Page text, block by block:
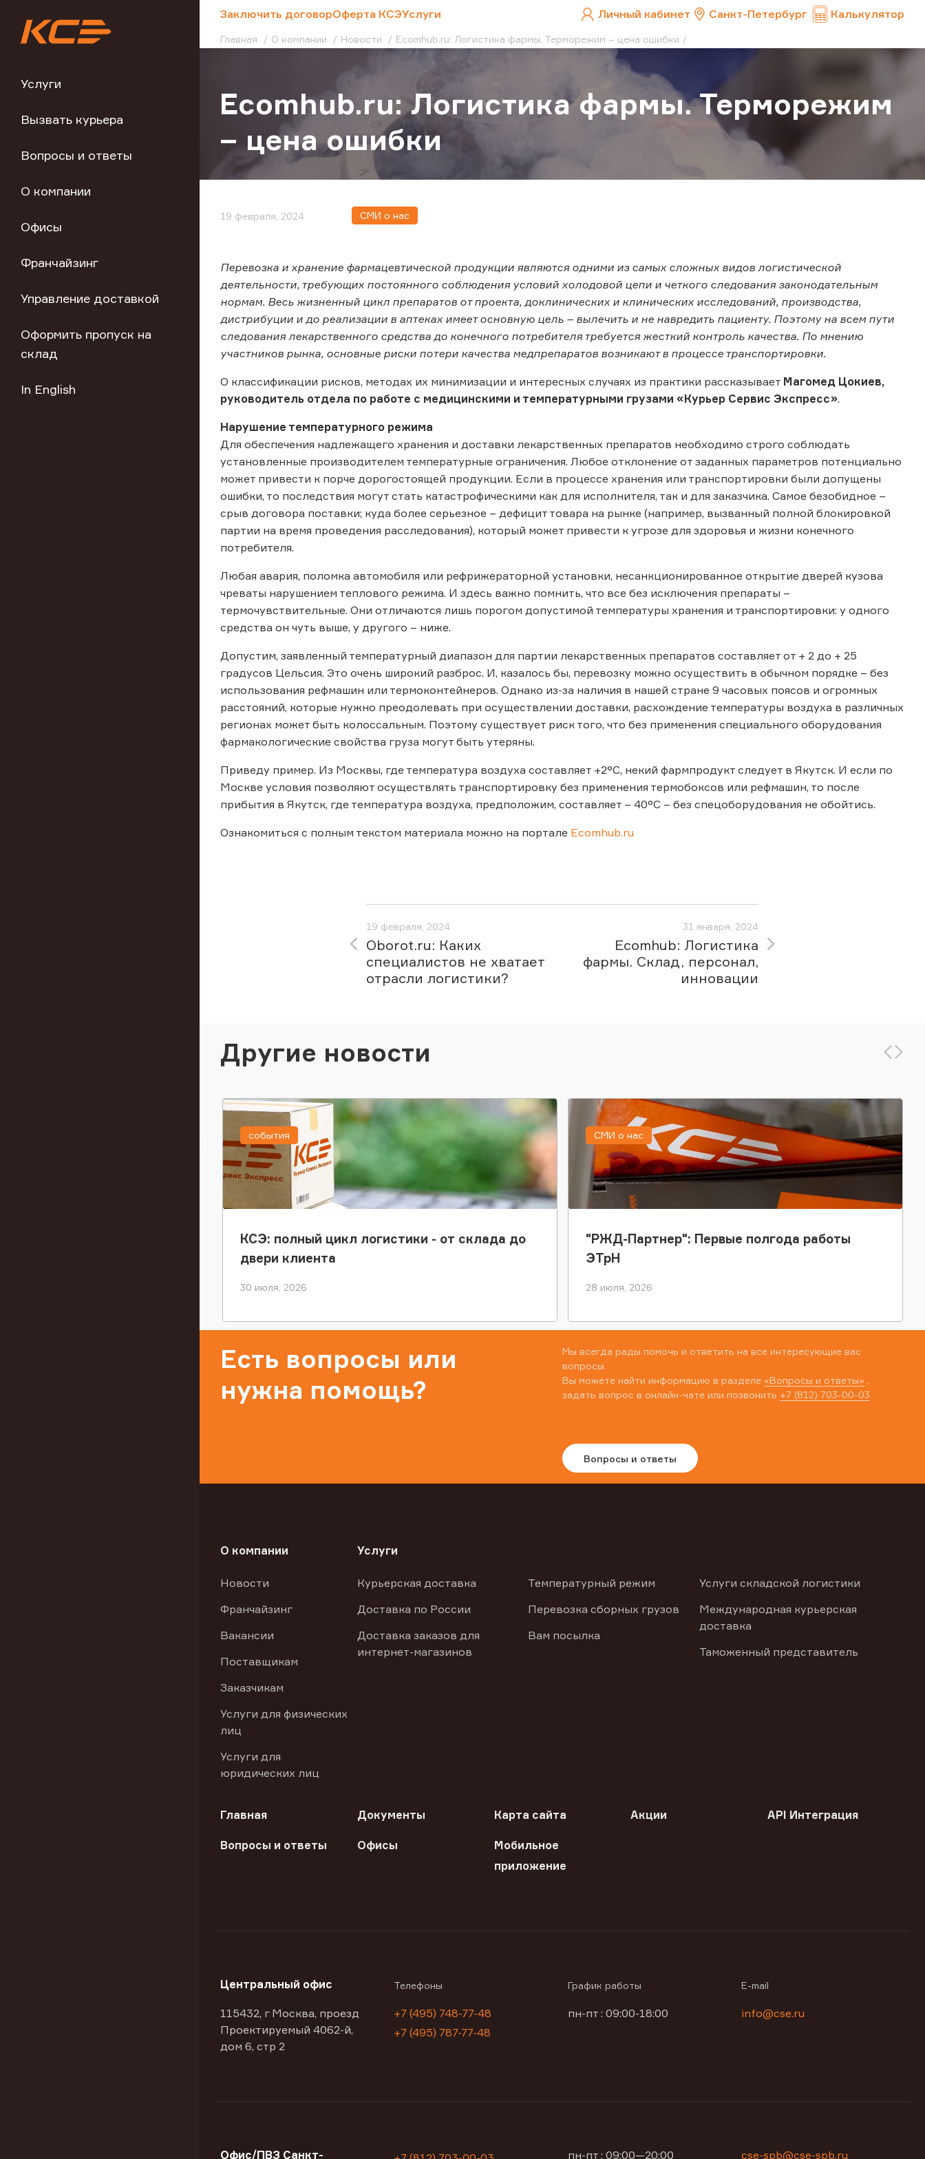
Услуги
Вызвать курьера
Вопросы и ответы
О компании
Офисы
Франчайзинг
Управление доставкой
Оформить пропуск на
склад
In English
Заключить договорОферта КСЭУслуги Личный кабинет Санкт-Петербург Калькулятор
Главная О компании Новости Ecomhub.ru: Логистика фармы. Терморежим – цена ошибки
Ecomhub.ru: Логистика фармы. Терморежим
– цена ошибки
19 февраля, 2024 СМИ о нас
Перевозка и хранение фармацевтической продукции являются одними из самых сложных видов логистической
деятельности, требующих постоянного соблюдения условий холодовой цепи и четкого следования законодательным
нормам. Весь жизненный цикл препаратов от проекта, доклинических и клинических исследований, производства,
дистрибуции и до реализации в аптеках имеет основную цель – вылечить и не навредить пациенту. Поэтому на всем пути
следования лекарственного средства до конечного потребителя требуется жесткий контроль качества. По мнению
участников рынка, основные риски потери качества медпрепаратов возникают в процессе транспортировки.
О классификации рисков, методах их минимизации и интересных случаях из практики рассказывает Магомед Цокиев,
руководитель отдела по работе с медицинскими и температурными грузами «Курьер Сервис Экспресс».
Нарушение температурного режима
Для обеспечения надлежащего хранения и доставки лекарственных препаратов необходимо строго соблюдать
установленные производителем температурные ограничения. Любое отклонение от заданных параметров потенциально
может привести к порче дорогостоящей продукции. Если в процессе хранения или транспортировки были допущены
ошибки, то последствия могут стать катастрофическими как для исполнителя, так и для заказчика. Самое безобидное –
срыв договора поставки; куда более серьезное – дефицит товара на рынке (например, вызванный полной блокировкой
партии на время проведения расследования), который может привести к угрозе для здоровья и жизни конечного
потребителя.
Любая авария, поломка автомобиля или рефрижераторной установки, несанкционированное открытие дверей кузова
чреваты нарушением теплового режима. И здесь важно помнить, что все без исключения препараты –
термочувствительные. Они отличаются лишь порогом допустимой температуры хранения и транспортировки: у одного
средства он чуть выше, у другого – ниже.
Допустим, заявленный температурный диапазон для партии лекарственных препаратов составляет от + 2 до + 25
градусов Цельсия. Это очень широкий разброс. И, казалось бы, перевозку можно осуществить в обычном порядке – без
использования рефмашин или термоконтейнеров. Однако из-за наличия в нашей стране 9 часовых поясов и огромных
расстояний, которые нужно преодолевать при осуществлении доставки, расхождение температуры воздуха в различных
регионах может быть колоссальным. Поэтому существует риск того, что без применения специального оборудования
фармакологические свойства груза могут быть утеряны.
Приведу пример. Из Москвы, где температура воздуха составляет +2°С, некий фармпродукт следует в Якутск. И если по
Москве условия позволяют осуществлять транспортировку без применения термобоксов или рефмашин, то после
прибытия в Якутск, где температура воздуха, предположим, составляет – 40°С – без спецоборудования не обойтись.
Ознакомиться с полным текстом материала можно на портале Ecomhub.ru
19 февраля, 2024
Oborot.ru: Каких
специалистов не хватает
отрасли логистики?
31 января, 2024
Ecomhub: Логистика
фармы. Склад, персонал,
инновации
Другие новости
КСЭ: полный цикл логистики - от склада до
двери клиента
30 июля, 2026
события
"РЖД-Партнер": Первые полгода работы
ЭТрН
28 июля, 2026
СМИ о нас
Есть вопросы или
нужна помощь?
Мы всегда рады помочь и ответить на все интересующие вас
вопросы.
Вы можете найти информацию в разделе «Вопросы и ответы»
задать вопрос в онлайн-чате или позвонить +7 (812) 703-00-03
Вопросы и ответы
О компании
Новости
Франчайзинг
Вакансии
Поставщикам
Заказчикам
Услуги для физических
лиц
Услуги для
юридических лиц
Услуги
Курьерская доставка
Доставка по России
Доставка заказов для
интернет-магазинов
Температурный режим
Перевозка сборных грузов
Вам посылка
Услуги складской логистики
Международная курьерская
доставка
Таможенный представитель
Главная Документы Карта сайта Акции API Интеграция
Вопросы и ответы Офисы
Мобильное
приложение
Центральный офис
115432, г Москва, проезд
Проектируемый 4062-й,
дом 6, стр 2
Телефоны
+7 (495) 748-77-48
+7 (495) 787-77-48
График работы
пн-пт : 09:00-18:00
E-mail
info@cse.ru
Офис/ПВЗ Санкт- пн-пт : 09:00—20:00 cse-spb@cse-spb.ru